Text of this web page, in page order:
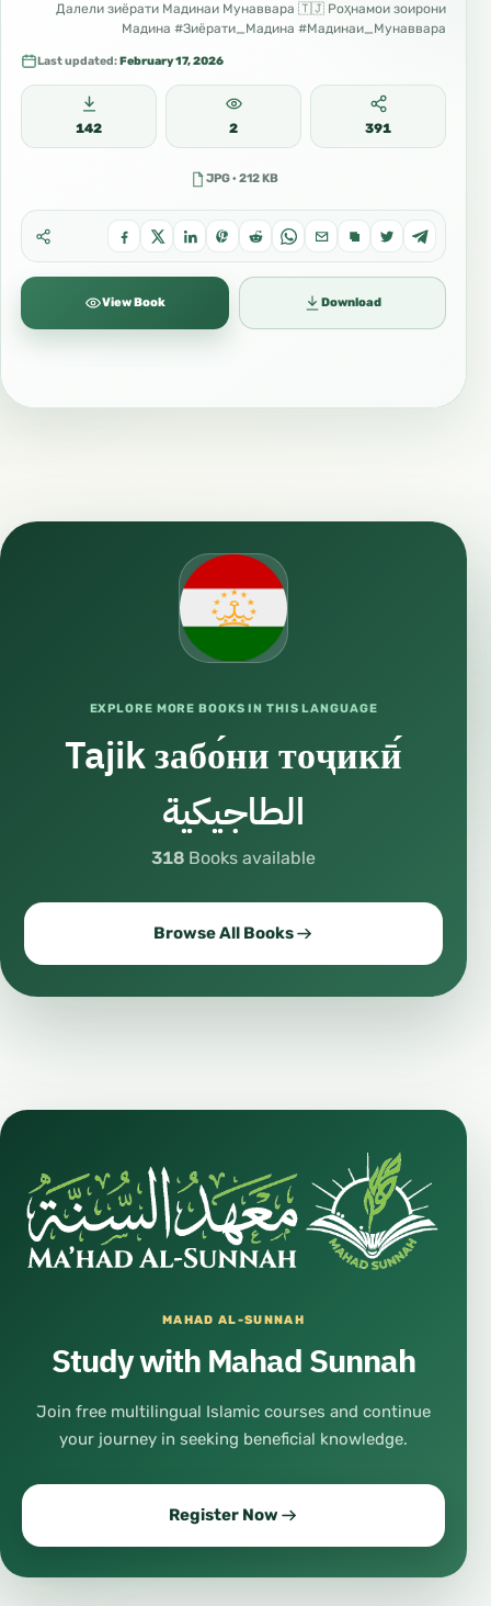
Далели зиёрати Мадинаи Мунаввара 🇹🇯 Роҳнамои зоирони
Мадина #Зиёрати_Мадина #Мадинаи_Мунаввара
Last updated:February 17, 2026
142 2 391
JPG · 212 KB
View Book Download
EXPLORE MORE BOOKS IN THIS LANGUAGE
Tajik забо́ни тоҷикӣ́
الطاجيكية
318 Books available
Browse All Books
MAHAD AL-SUNNAH
Study with Mahad Sunnah
Join free multilingual Islamic courses and continue
your journey in seeking beneficial knowledge.
Register Now